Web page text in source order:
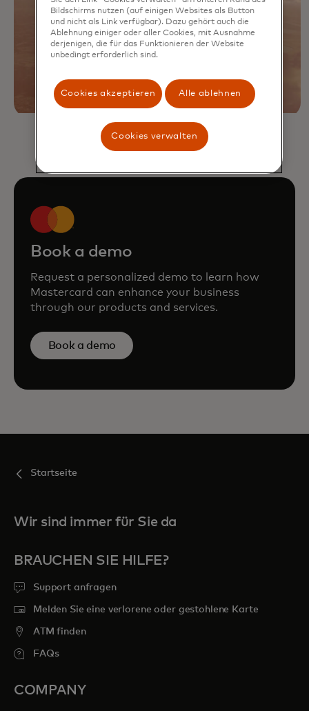
Book a demo
Request a personalized demo to learn how
Mastercard can enhance your business
through our products and services.
Book a demo
Startseite
Wir sind immer für Sie da
BRAUCHEN SIE HILFE?
Support anfragen
Melden Sie eine verlorene oder gestohlene Karte
ATM finden
FAQs
COMPANY
Bildschirms nutzen (auf einigen Websites als Button
und nicht als Link verfügbar). Dazu gehört auch die
Ablehnung einiger oder aller Cookies, mit Ausnahme
derjenigen, die für das Funktionieren der Website
unbedingt erforderlich sind.
Cookies akzeptieren Alle ablehnen
Cookies verwalten